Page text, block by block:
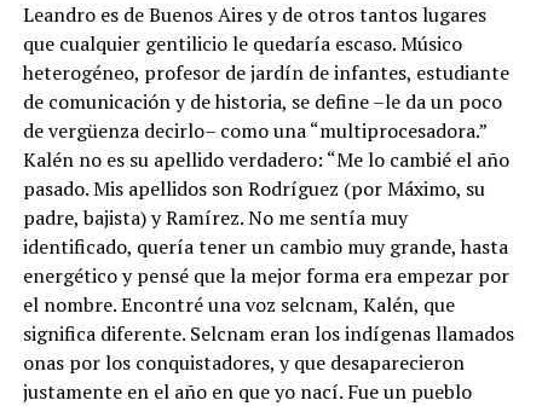
Leandro es de Buenos Aires y de otros tantos lugares
que cualquier gentilicio le quedaría escaso. Músico
heterogéneo, profesor de jardín de infantes, estudiante
de comunicación y de historia, se define –le da un poco
de vergüenza decirlo– como una “multiprocesadora.”
Kalén no es su apellido verdadero: “Me lo cambié el año
pasado. Mis apellidos son Rodríguez (por Máximo, su
padre, bajista) y Ramírez. No me sentía muy
identificado, quería tener un cambio muy grande, hasta
energético y pensé que la mejor forma era empezar por
el nombre. Encontré una voz selcnam, Kalén, que
significa diferente. Selcnam eran los indígenas llamados
onas por los conquistadores, y que desaparecieron
justamente en el año en que yo nací. Fue un pueblo